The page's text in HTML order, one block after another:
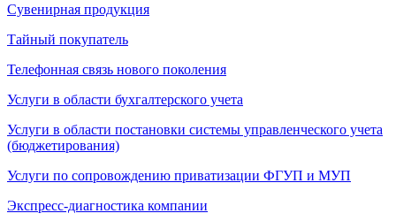
Сувенирная продукция
Тайный покупатель
Телефонная связь нового поколения
Услуги в области бухгалтерского учета
Услуги в области постановки системы управленческого учета
(бюджетирования)
Услуги по сопровождению приватизации ФГУП и МУП
Экспресс-диагностика компании